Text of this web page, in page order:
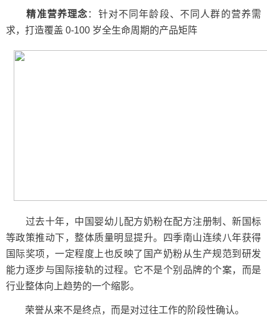
精准营养理念 ：针对不同年龄段、不同人群的营养需
求，打造覆盖 0-100 岁全生命周期的产品矩阵
过去十年，中国婴幼儿配方奶粉在配方注册制、新国标
等政策推动下，整体质量明显提升。四季南山连续八年获得
国际奖项，一定程度上也反映了国产奶粉从生产规范到研发
能力逐步与国际接轨的过程。它不是个别品牌的个案，而是
行业整体向上趋势的一个缩影。
荣誉从来不是终点，而是对过往工作的阶段性确认。